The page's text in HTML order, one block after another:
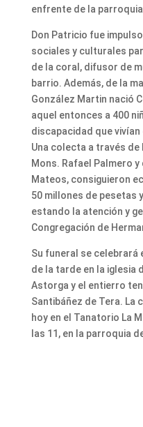
enfrente de la
Don Patricio fue
sociales y culturales
de la coral, difusor de
barrio. Además, de la
González Martin nació
aquel entonces a 400
discapacidad que
Una colecta a través de
Mons. Rafael Palmero
Mateos, consiguieron
50 millones de pesetas
estando la atención y
Congregación de
Su funeral se celebrará
de la tarde en la iglesia
Astorga y el entierro
Santibáñez de Tera. La
hoy en el Tanatorio La
las 11, en la parroquia